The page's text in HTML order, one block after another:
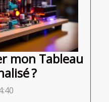
mon Tableau
?